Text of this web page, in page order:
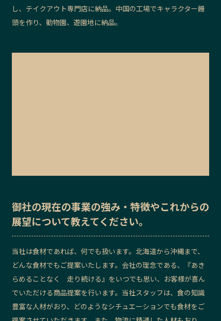
し、テイクアウト専門店に納品。中国の工場でキャラクター饅
頭を作り、動物園、遊園地に納品。
御社の現在の事業の強み・特徴やこれからの
展望について教えてください。
当社は食材であれば、何でも扱います。北海道から沖縄まで、
どんな食材でもご提案いたします。会社の理念である、『あき
らめることなく 走り続ける』をいつでも思い、お客様が喜ん
でいただける商品提案を行います。当社スタッフは、食の知識
豊富な人材がおり、どのようなシチュエーションでも食材をご